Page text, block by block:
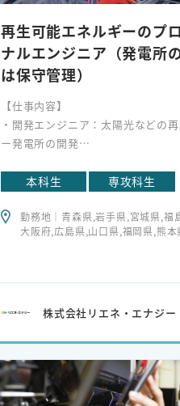
る会社だと思います。
私は現在、誰もが簡単に楽に働き
指して、製造の標準化、自動化、デ
ル知識・技術力と熟練社員の技能力
日々改善を繰り返しています。
好奇心と成長意欲のある方にとっ
最高の職場です！是非一緒に「モ
り」の両輪で世界に飛躍するダイ
いきましょう。
再生可能エネルギーのプ
ナルエンジニア（発電所
は保守管理）
【仕事内容】
・開発エンジニア：太陽光などの
ー発電所の開発
ー発電所の管理・点検
ルギー発電所の開発
・電気という皆さんが利用するエネ
・RJアカデミーという当社内の学
先輩電気主任技術者から指導を受
術力・スキルが向上すること
本科生 専攻科生
勤務地｜青森県,岩手県,宮城県,福
大阪府,広島県,山口県,福岡県,熊
株式会社リエネ・エナジー